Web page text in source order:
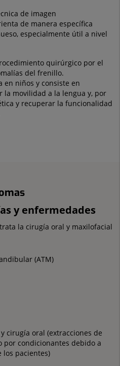
de imagen
de manera específica
especialmente útil a nivel
quirúrgico por el
del frenillo.
en niños y consiste en
la movilidad a la lengua y, por
y recuperar la funcionalidad
y enfermedades
la cirugía oral y maxilofacial
(ATM)
cirugía oral (extracciones de
por condicionantes debido a
los pacientes)